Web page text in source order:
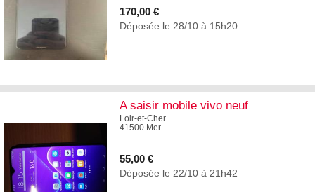
170,00 €
Déposée le 28/10 à 15h20
A saisir mobile vivo neuf
Loir-et-Cher
41500 Mer
55,00 €
Déposée le 22/10 à 21h42